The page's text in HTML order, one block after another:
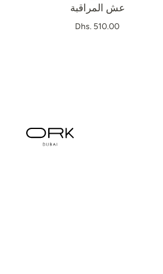
عش المراقبة
Dhs. 510.00